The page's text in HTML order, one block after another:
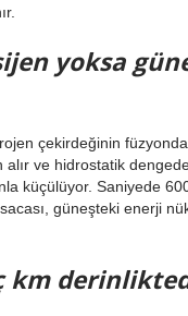
yoksa
çekirdeğinin
ve hidrostatik
küçülüyor. Saniyede
güneşteki enerji
km